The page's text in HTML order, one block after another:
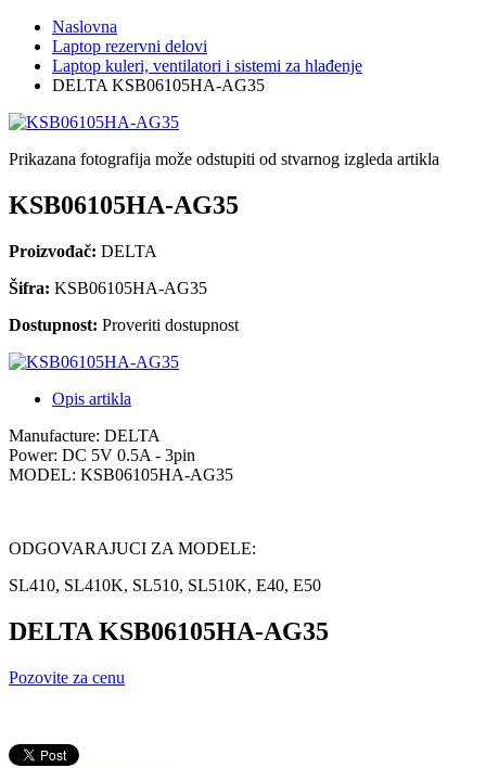
Naslovna
Laptop rezervni delovi
Laptop kuleri, ventilatori i sistemi za hlađenje
DELTA KSB06105HA-AG35
Prikazana fotografija može odstupiti od stvarnog izgleda artikla
KSB06105HA-AG35
Proizvođač: DELTA
Šifra: KSB06105HA-AG35
Dostupnost: Proveriti dostupnost
Opis artikla
Manufacture: DELTA
Power: DC 5V 0.5A - 3pin
MODEL: KSB06105HA-AG35
ODGOVARAJUCI ZA MODELE:
SL410, SL410K, SL510, SL510K, E40, E50
DELTA KSB06105HA-AG35
Pozovite za cenu